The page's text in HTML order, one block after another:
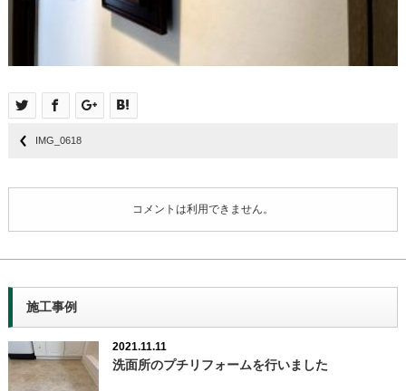
IMG_0618
コメントは利用できません。
施工事例
2021.11.11
洗面所のプチリフォームを行いました